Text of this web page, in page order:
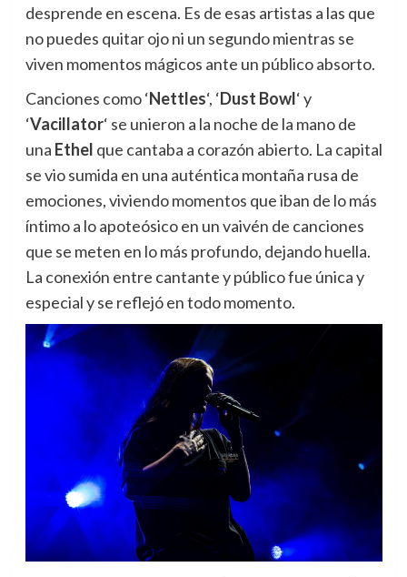
desprende en escena. Es de esas artistas a las que
no puedes quitar ojo ni un segundo mientras se
viven momentos mágicos ante un público absorto.
Canciones como ‘Nettles‘, ‘Dust Bowl‘ y
‘Vacillator‘ se unieron a la noche de la mano de
una Ethel que cantaba a corazón abierto. La capital
se vio sumida en una auténtica montaña rusa de
emociones, viviendo momentos que iban de lo más
íntimo a lo apoteósico en un vaivén de canciones
que se meten en lo más profundo, dejando huella.
La conexión entre cantante y público fue única y
especial y se reflejó en todo momento.